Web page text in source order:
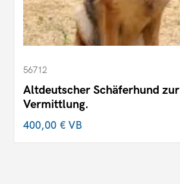
56712
Altdeutscher Schäferhund zur
Vermittlung.
400,00 €VB